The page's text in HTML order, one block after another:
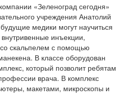
«Зеленоград сегодня»
учреждения Анатолий
медики могут научиться
инъекции,
скальпелем с помощью
В классе оборудован
который позволит ребятам
врача. В комплекс
макетами, микроскопы и